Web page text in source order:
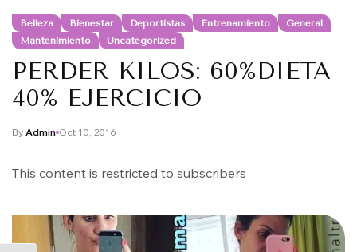
Belleza Bienestar Deportistas Entrenamiento
General
Mantenimiento
Uncategorized
PERDER KILOS: 60%DIETA
40% EJERCICIO
Oct 10, 2016
By Admin
This content is restricted to subscribers